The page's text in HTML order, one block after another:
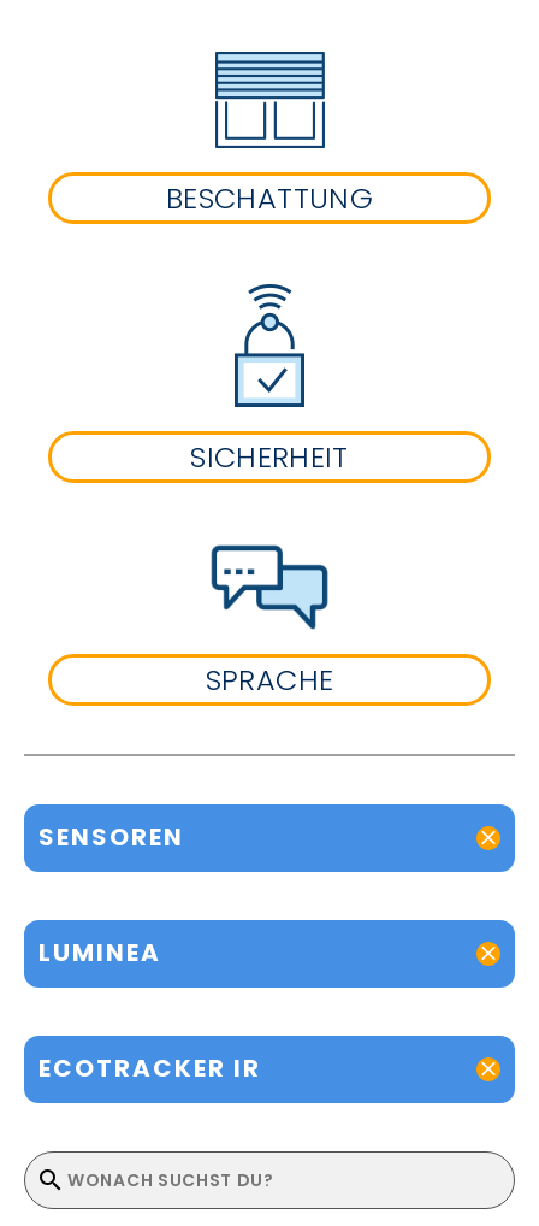
BESCHATTUNG
SICHERHEIT
SPRACHE
SENSOREN
LUMINEA
ECOTRACKER IR